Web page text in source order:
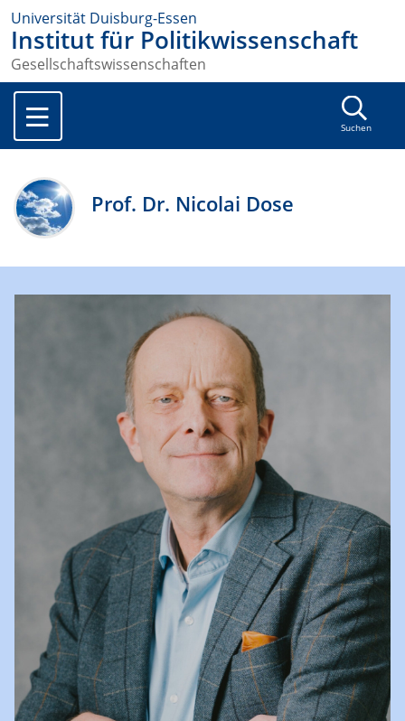
Universität Duisburg-Essen
Institut für Politikwissenschaft
Gesellschaftswissenschaften
Suchen
Prof. Dr. Nicolai Dose